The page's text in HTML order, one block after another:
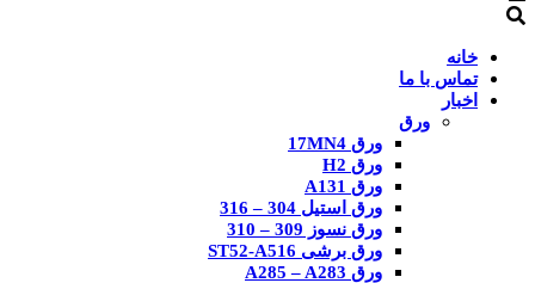
خانه
تماس با ما
اخبار
ورق
ورق 17MN4
ورق H2
ورق A131
ورق استیل 304 – 316
ورق نسوز 309 – 310
ورق برشی ST52-A516
ورق A285 – A283